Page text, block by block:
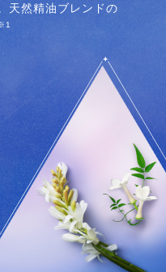
天然精油ブレンドの